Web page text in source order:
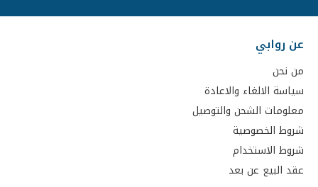
عن روابي
من نحن
سياسة الالغاء والاعادة
معلومات الشحن والتوصيل
شروط الخصوصية
شروط الاستخدام
عقد البيع عن بعد